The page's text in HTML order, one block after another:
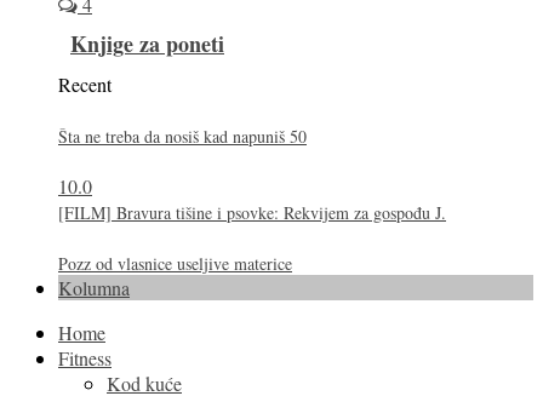
Knjige za poneti
Recent
Šta ne treba da nosiš kad napuniš 50
10.0
[FILM] Bravura tišine i psovke: Rekvijem za gospođu J.
Pozz od vlasnice useljive materice
Kolumna
Home
Fitness
Kod kuće